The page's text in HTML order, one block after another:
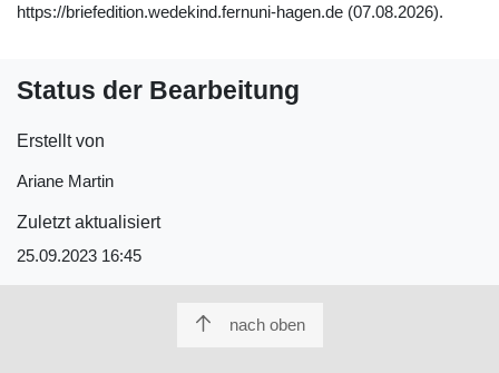
https://briefedition.wedekind.fernuni-hagen.de (07.08.2026).
Status der Bearbeitung
Erstellt von
Ariane Martin
Zuletzt aktualisiert
25.09.2023 16:45
nach oben